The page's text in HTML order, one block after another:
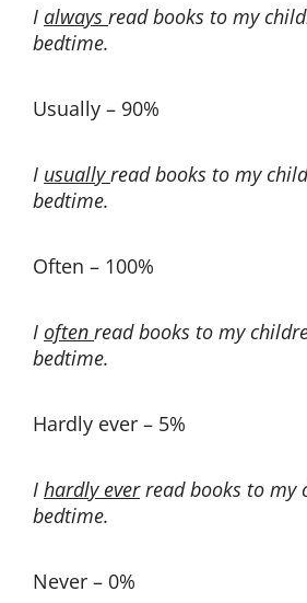
I always read books to my
bedtime.
Usually – 90%
I usuallyread books to my
bedtime.
Often – 100%
I often read books to my
bedtime.
Hardly ever – 5%
I hardly everread books to my
bedtime.
Never – 0%